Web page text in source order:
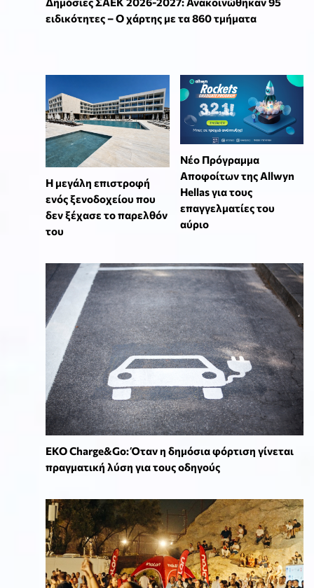
ειδικότητες – Ο χάρτης με τα 860 τμήματα
Η μεγάλη επιστροφή
ενός ξενοδοχείου που
δεν ξέχασε το παρελθόν
του
Νέο Πρόγραμμα
Αποφοίτων της Allwyn
Hellas για τους
επαγγελματίες του
αύριο
EKO Charge&Go: Όταν η δημόσια φόρτιση γίνεται
πραγματική λύση για τους οδηγούς